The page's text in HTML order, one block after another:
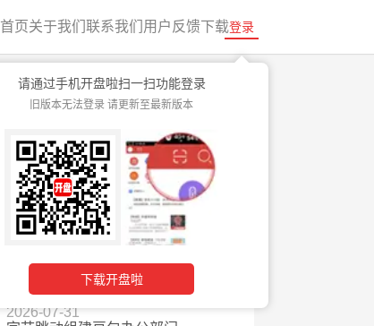
首页关于我们 联系我们 用户反馈下载登录
请通过手机开盘啦扫一扫功能登录
旧版本无法登录 请更新至最新版本
下载开盘啦
2026-08-07
矿产大国禁止铜钴精矿出口，全球供给刚性收缩
2026-08-06
报价超千万粉丝网红 AI虚拟形象商业营销价值攀升
2026-08-05
自动驾驶安全要求国标发布 护航行业健康发展
Palantir、Snap业绩双双超预期 AI应用或迎商业化拐点
多地用电负荷连创历史新高 电网十五五万亿投资也将拉动设备需求
2026-07-31